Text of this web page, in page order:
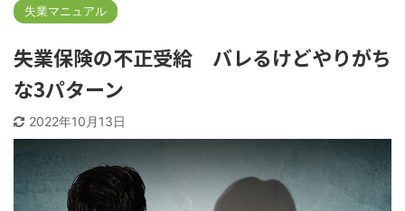
失業マニュアル
失業保険の不正受給 バレるけどやりがち
な3パターン
2022年10月13日